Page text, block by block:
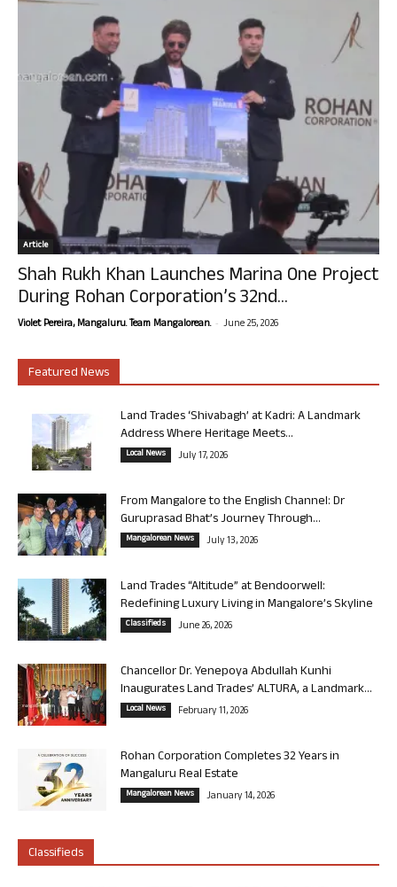
Article
Shah Rukh Khan Launches Marina One Project
During Rohan Corporation’s 32nd...
Violet Pereira, Mangaluru. Team Mangalorean. - June 25, 2026
Featured News
Land Trades ‘Shivabagh’ at Kadri: A Landmark
Address Where Heritage Meets...
Local News July 17, 2026
From Mangalore to the English Channel: Dr
Guruprasad Bhat’s Journey Through...
Mangalorean News July 13, 2026
Land Trades “Altitude” at Bendoorwell:
Redefining Luxury Living in Mangalore’s Skyline
Classifieds June 26, 2026
Chancellor Dr. Yenepoya Abdullah Kunhi
Inaugurates Land Trades’ ALTURA, a Landmark...
Local News February 11, 2026
Rohan Corporation Completes 32 Years in
Mangaluru Real Estate
Mangalorean News January 14, 2026
Classifieds